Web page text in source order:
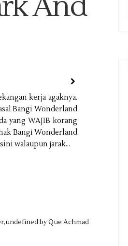
kerja agaknya.
Bangi Wonderland
yang WAJIB korang
Bangi Wonderland
walaupun jarak...
undefined byQue Achmad